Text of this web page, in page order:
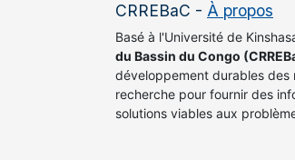
CRREBaC - À propos
Basé à l'Université de
du Bassin du Congo
développement durables des
recherche pour fournir des
solutions viables aux